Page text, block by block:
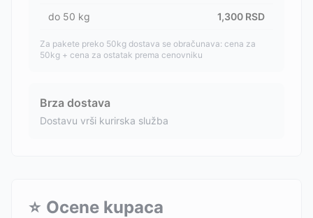
do 50 kg 1,300 RSD
Za pakete preko 50kg dostava se obračunava: cena za
50kg + cena za ostatak prema cenovniku
Brza dostava
Dostavu vrši kurirska služba
⭐ Ocene kupaca